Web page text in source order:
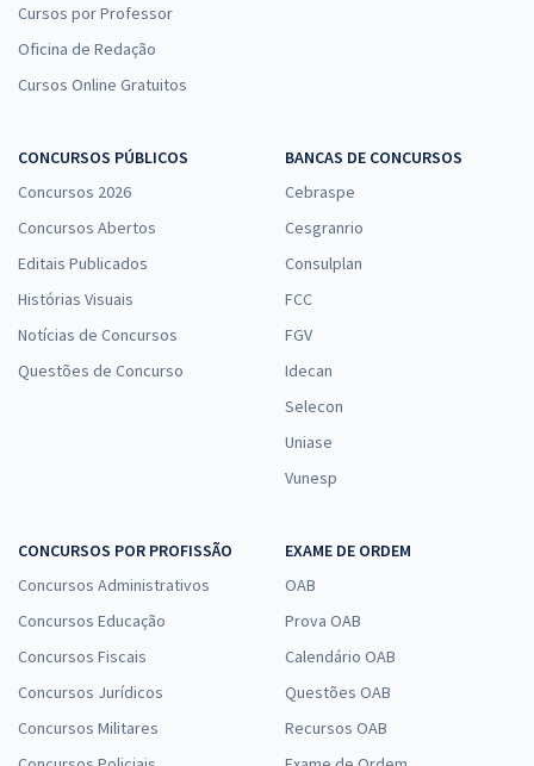
Cursos por Professor
Oficina de Redação
Cursos Online Gratuitos
CONCURSOS PÚBLICOS
Concursos 2026
Concursos Abertos
Editais Publicados
Histórias Visuais
Notícias de Concursos
Questões de Concurso
BANCAS DE CONCURSOS
Cebraspe
Cesgranrio
Consulplan
FCC
FGV
Idecan
Selecon
Uniase
Vunesp
CONCURSOS POR PROFISSÃO
Concursos Administrativos
Concursos Educação
Concursos Fiscais
Concursos Jurídicos
Concursos Militares
EXAME DE ORDEM
OAB
Prova OAB
Calendário OAB
Questões OAB
Recursos OAB